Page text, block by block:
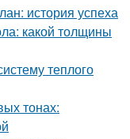
история успеха
какой толщины
теплого
тонах: